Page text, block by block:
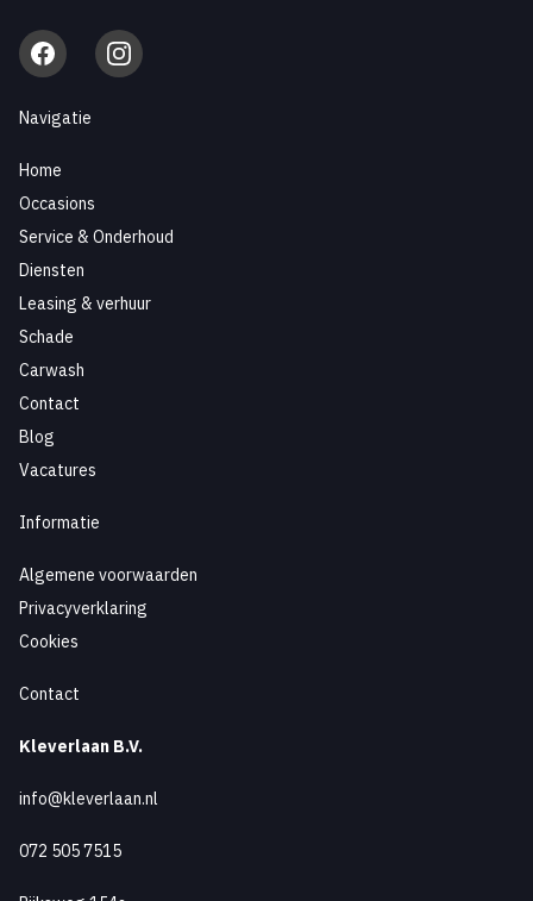
Facebook Instagram
Navigatie
Home
Occasions
Service & Onderhoud
Diensten
Leasing & verhuur
Schade
Carwash
Contact
Blog
Vacatures
Informatie
Algemene voorwaarden
Privacyverklaring
Cookies
Contact
Kleverlaan B.V.
info@kleverlaan.nl
072 505 7515